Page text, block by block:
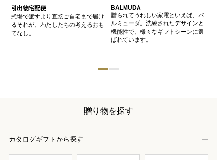
引出物宅配便
式場で渡すより直接ご自宅まで届け
るそれが、わたしたちの考えるおも
てなし。
BALMUDA
贈られてうれしい家電といえば、バ
ルミューダ。洗練されたデザインと
機能性で、様々なギフトシーンに選
ばれています。
贈り物を探す
カタログギフトから探す